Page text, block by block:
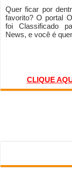
Quer ficar por
favorito? O portal
foi Classificado
News, e você é
CLIQUE